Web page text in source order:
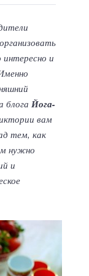
и
блога Йога-
вам
тем, как
нужно
и